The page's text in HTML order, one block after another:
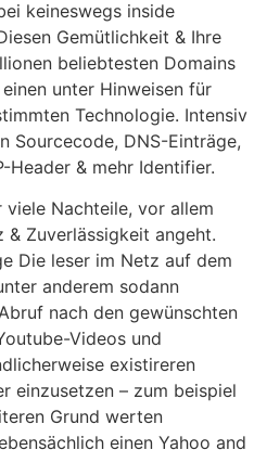
keineswegs inside
Gemütlichkeit & Ihre
beliebtesten Domains
unter Hinweisen für
Technologie. Intensiv
Sourcecode, DNS-Einträge,
Header & mehr Identifier.
Nachteile, vor allem
Zuverlässigkeit angeht.
Die leser im Netz auf dem
anderem sodann
nach den gewünschten
Videos und
existireren
einzusetzen – zum beispiel
Grund werten
einen Yahoo and